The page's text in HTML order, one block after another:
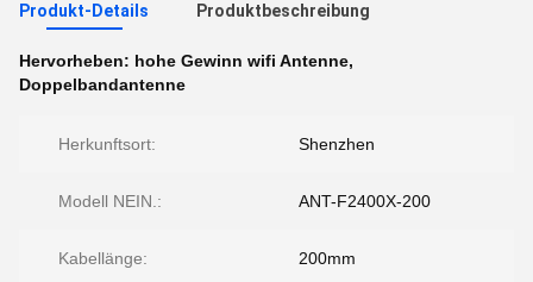
Produkt-Details Produktbeschreibung
Hervorheben: hohe Gewinn wifi Antenne,
Doppelbandantenne
Herkunftsort: Shenzhen
Modell NEIN.: ANT-F2400X-200
Kabellänge: 200mm